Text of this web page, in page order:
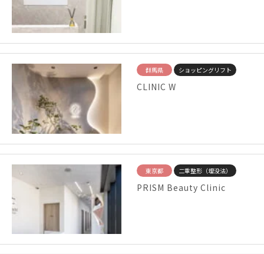
群馬県 ショッピングリフト
CLINIC W
東京都 二重整形（埋没法）
PRISM Beauty Clinic